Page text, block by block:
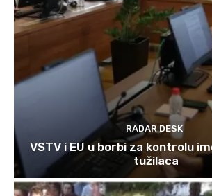
RADAR DESK
VSTV i EU u borbi za kontrolu
tužilaca